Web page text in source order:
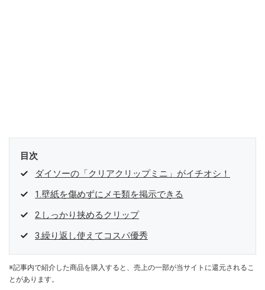
目次
ダイソーの「クリアクリップミニ」がイチオシ！
1.壁紙を傷めずにメモ類を掲示できる
2.しっかり挟めるクリップ
3.繰り返し使えてコスパ優秀
※記事内で紹介した商品を購入すると、売上の一部が当サイトに還元されるこ
とがあります。